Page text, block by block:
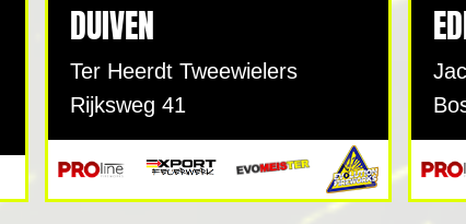
DUIVEN
Ter Heerdt Tweewielers
Rijksweg 41